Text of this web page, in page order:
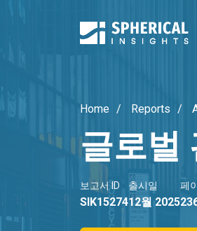
Home Reports
글로벌
보고서 ID
SIK15274
출시일
12월 2025
페